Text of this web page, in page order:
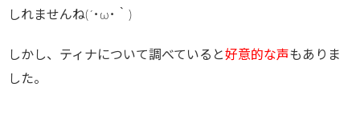
しれませんね(´･ω･｀)
しかし、ティナについて調べていると好意的な声もありま
した。